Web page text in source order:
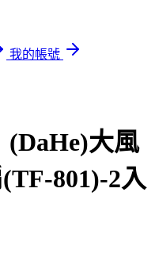
我的帳號
(DaHe)大風
801)-2入